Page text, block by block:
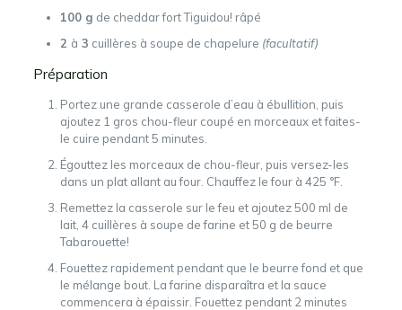
100 g de cheddar fort Tiguidou! râpé
2 à 3 cuillères à soupe de chapelure (facultatif)
Préparation
Portez une grande casserole d’eau à ébullition, puis
ajoutez 1 gros chou-fleur coupé en morceaux et faites-
le cuire pendant 5 minutes.
Égouttez les morceaux de chou-fleur, puis versez-les
dans un plat allant au four. Chauffez le four à 425 °F.
Remettez la casserole sur le feu et ajoutez 500 ml de
lait, 4 cuillères à soupe de farine et 50 g de beurre
Tabarouette!
Fouettez rapidement pendant que le beurre fond et que
le mélange bout. La farine disparaîtra et la sauce
commencera à épaissir. Fouettez pendant 2 minutes